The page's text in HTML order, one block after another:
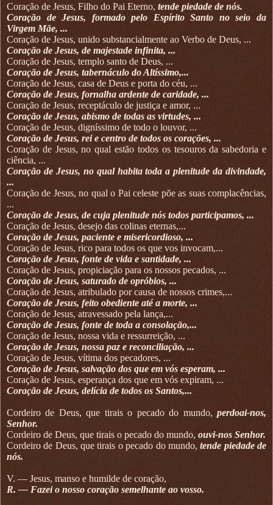
Coração de Jesus, Filho do Pai Eterno, tende piedade de nós.
Coração de Jesus, formado pelo Espírito Santo no seio da
Virgem Mãe, ...
Coração de Jesus, unido substancialmente ao Verbo de Deus, ...
Coração de Jesus, de majestade infinita, ...
Coração de Jesus, templo santo de Deus, ...
Coração de Jesus, tabernáculo do Altíssimo,...
Coração de Jesus, casa de Deus e porta do céu, ...
Coração de Jesus, fornalha ardente de caridade, ...
Coração de Jesus, receptáculo de justiça e amor, ...
Coração de Jesus, abismo de todas as virtudes, ...
Coração de Jesus, digníssimo de todo o louvor, ...
Coração de Jesus, rei e centro de todos os corações, ...
Coração de Jesus, no qual estão todos os tesouros da sabedoria e
ciência, ...
Coração de Jesus, no qual habita toda a plenitude da divindade,
...
Coração de Jesus, no qual o Pai celeste põe as suas complacências,
...
Coração de Jesus, de cuja plenitude nós todos participamos, ...
Coração de Jesus, desejo das colinas eternas,...
Coração de Jesus, paciente e misericordioso, ...
Coração de Jesus, rico para todos os que vos invocam,...
Coração de Jesus, fonte de vida e santidade, ...
Coração de Jesus, propiciação para os nossos pecados, ...
Coração de Jesus, saturado de opróbios, ...
Coração de Jesus, atribulado por causa de nossos crimes,...
Coração de Jesus, feito obediente até a morte, ...
Coração de Jesus, atravessado pela lança,...
Coração de Jesus, fonte de toda a consolação,...
Coração de Jesus, nossa vida e ressurreição, ...
Coração de Jesus, nossa paz e reconciliação, ...
Coração de Jesus, vítima dos pecadores, ...
Coração de Jesus, salvação dos que em vós esperam, ...
Coração de Jesus, esperança dos que em vós expiram, ...
Coração de Jesus, delícia de todos os Santos,...
Cordeiro de Deus, que tirais o pecado do mundo, perdoai-nos,
Senhor.
Cordeiro de Deus, que tirais o pecado do mundo, ouvi-nos Senhor.
Cordeiro de Deus, que tirais o pecado do mundo,tende piedade de
nós.
V. — Jesus, manso e humilde de coração,
R. — Fazei o nosso coração semelhante ao vosso.